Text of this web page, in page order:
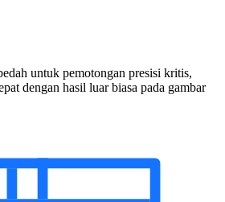
untuk pemotongan presisi kritis,
dengan hasil luar biasa pada gambar